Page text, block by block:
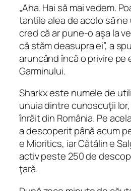
„Aha. Hai să mai vedem.
tantile alea de acolo să
cred că ar pune-o aşa la
că stăm deasupra ei”, a
aruncând încă o privire pe
Garminului.
Sharkx este numele de
unuia dintre cunoscuţii
înrăit din România. Pe
a descoperit până acum
e Mioritics, iar Cătălin e
activ peste 250 de
ţară.